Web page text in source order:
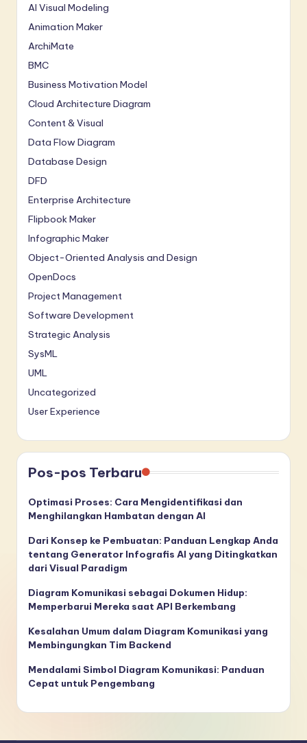
AI Visual Modeling
Animation Maker
ArchiMate
BMC
Business Motivation Model
Cloud Architecture Diagram
Content & Visual
Data Flow Diagram
Database Design
DFD
Enterprise Architecture
Flipbook Maker
Infographic Maker
Object-Oriented Analysis and Design
OpenDocs
Project Management
Software Development
Strategic Analysis
SysML
UML
Uncategorized
User Experience
Pos-pos Terbaru
Optimasi Proses: Cara Mengidentifikasi dan
Menghilangkan Hambatan dengan AI
Dari Konsep ke Pembuatan: Panduan Lengkap Anda
tentang Generator Infografis AI yang Ditingkatkan
dari Visual Paradigm
Diagram Komunikasi sebagai Dokumen Hidup:
Memperbarui Mereka saat API Berkembang
Kesalahan Umum dalam Diagram Komunikasi yang
Membingungkan Tim Backend
Mendalami Simbol Diagram Komunikasi: Panduan
Cepat untuk Pengembang